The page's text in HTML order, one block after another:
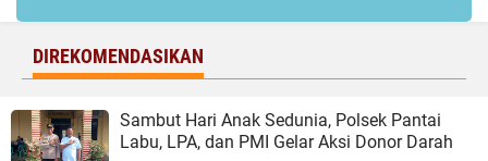
DIREKOMENDASIKAN
Sambut Hari Anak Sedunia, Polsek Pantai
Labu, LPA, dan PMI Gelar Aksi Donor Darah